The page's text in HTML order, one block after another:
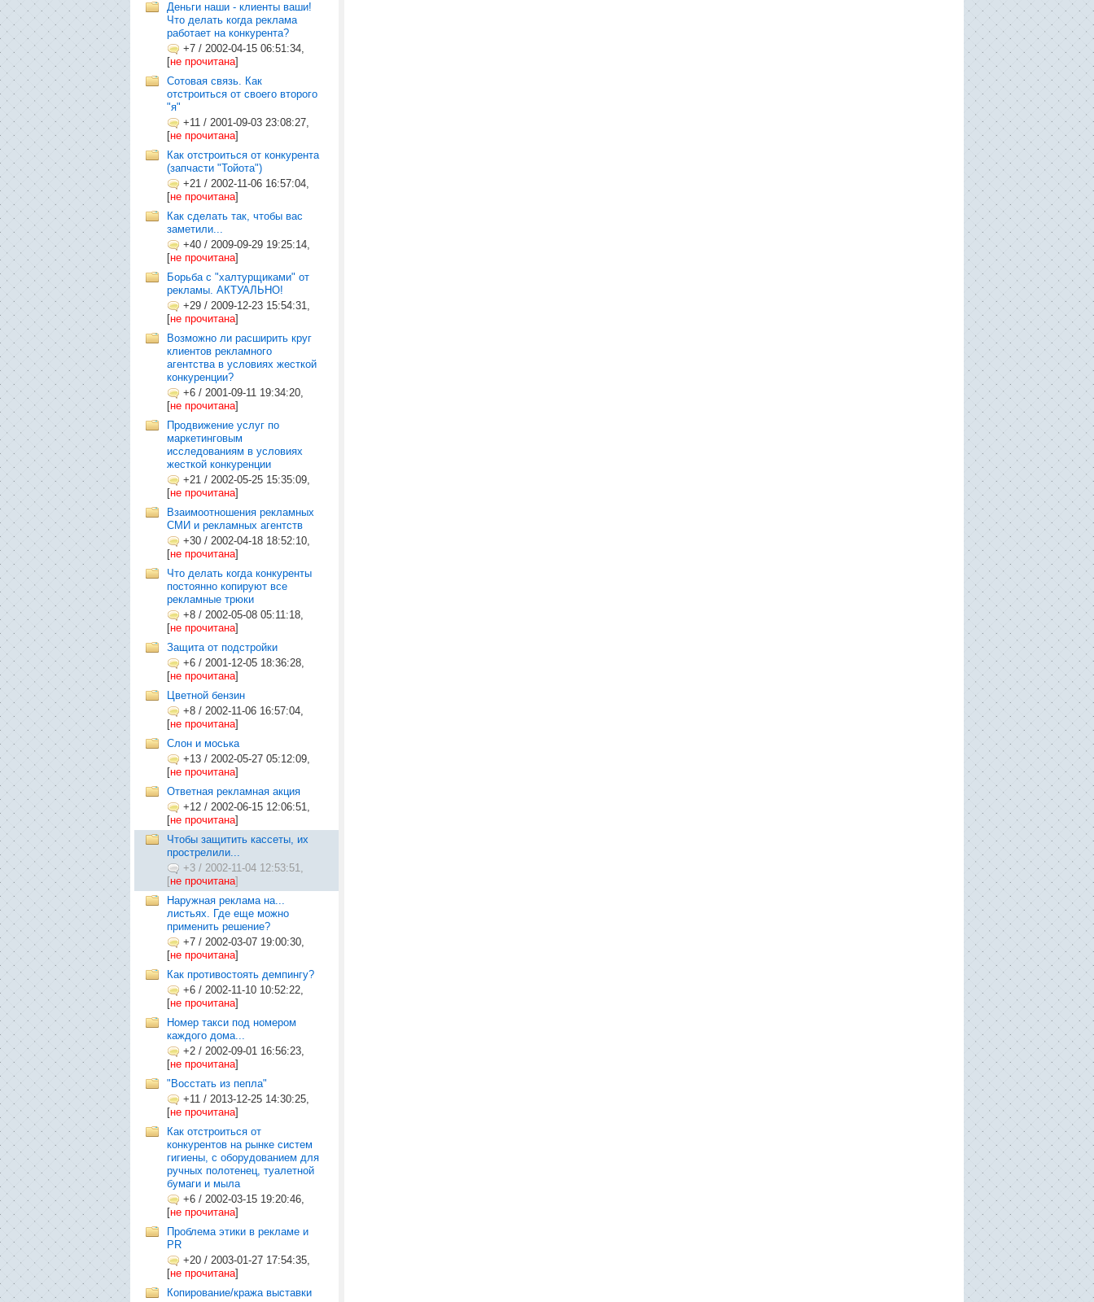
Деньги наши - клиенты ваши!
Что делать когда реклама
работает на конкурента?
+7 / 2002-04-15 06:51:34,
[не прочитана]
Сотовая связь. Как
отстроиться от своего второго
"я"
+11 / 2001-09-03 23:08:27,
[не прочитана]
Как отстроиться от конкурента
(запчасти "Тойота")
+21 / 2002-11-06 16:57:04,
[не прочитана]
Как сделать так, чтобы вас
заметили...
+40 / 2009-09-29 19:25:14,
[не прочитана]
Борьба с "халтурщиками" от
рекламы. АКТУАЛЬНО!
+29 / 2009-12-23 15:54:31,
[не прочитана]
Возможно ли расширить круг
клиентов рекламного
агентства в условиях жесткой
конкуренции?
+6 / 2001-09-11 19:34:20,
[не прочитана]
Продвижение услуг по
маркетинговым
исследованиям в условиях
жесткой конкуренции
+21 / 2002-05-25 15:35:09,
[не прочитана]
Взаимоотношения рекламных
СМИ и рекламных агентств
+30 / 2002-04-18 18:52:10,
[не прочитана]
Что делать когда конкуренты
постоянно копируют все
рекламные трюки
+8 / 2002-05-08 05:11:18,
[не прочитана]
Защита от подстройки
+6 / 2001-12-05 18:36:28,
[не прочитана]
Цветной бензин
+8 / 2002-11-06 16:57:04,
[не прочитана]
Слон и моська
+13 / 2002-05-27 05:12:09,
[не прочитана]
Ответная рекламная акция
+12 / 2002-06-15 12:06:51,
[не прочитана]
Чтобы защитить кассеты, их
прострелили...
+3 / 2002-11-04 12:53:51,
[не прочитана]
Наружная реклама на...
листьях. Где еще можно
применить решение?
+7 / 2002-03-07 19:00:30,
[не прочитана]
Как противостоять демпингу?
+6 / 2002-11-10 10:52:22,
[не прочитана]
Номер такси под номером
каждого дома...
+2 / 2002-09-01 16:56:23,
[не прочитана]
"Восстать из пепла"
+11 / 2013-12-25 14:30:25,
[не прочитана]
Как отстроиться от
конкурентов на рынке систем
гигиены, с оборудованием для
ручных полотенец, туалетной
бумаги и мыла
+6 / 2002-03-15 19:20:46,
[не прочитана]
Проблема этики в рекламе и
PR
+20 / 2003-01-27 17:54:35,
[не прочитана]
Копирование/кража выставки